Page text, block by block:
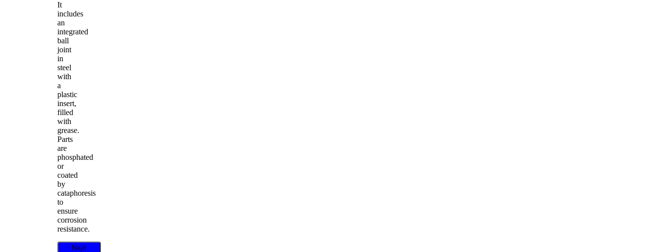
It
includes
an
integrated
ball
joint
in
steel
with
a
plastic
insert,
filled
with
grease.
Parts
are
phosphated
or
coated
by
cataphoresis
to
ensure
corrosion
resistance.
Najít